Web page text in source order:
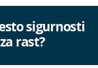
sigurnosti
rast?